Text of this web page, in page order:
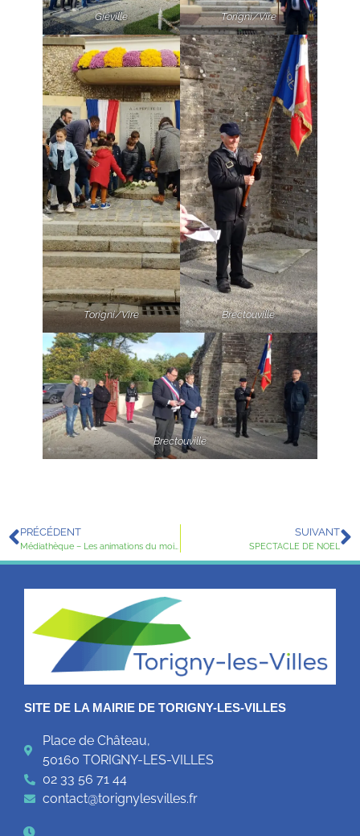
Giéville Torigni/Vire
Torigni/Vire Brectouville
Brectouville
PRÉCÉDENT SUIVANT
SPECTACLE DE NOEL
SITE DE LA MAIRIE DE TORIGNY-LES-VILLES
Place de Château,
50160 TORIGNY-LES-VILLES
02 33 56 71 44
contact@torignylesvilles.fr